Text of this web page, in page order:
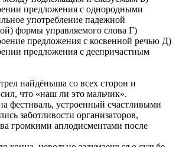
предложения с однородными
употребление падежной
формы управляемого слова Г)
предложения с косвенной речью Д)
предложения с деепричастным
найдёныша со всех сторон и
что «наш ли это мальчик».
фестиваль, устроенный счастливыми
заботливости организаторов,
громкими аплодисментами после